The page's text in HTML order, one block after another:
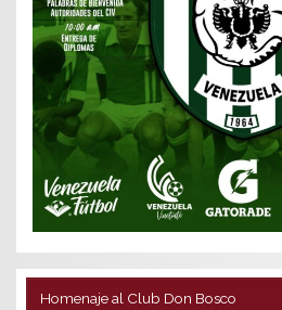
Homenaje al Club Don Bosco